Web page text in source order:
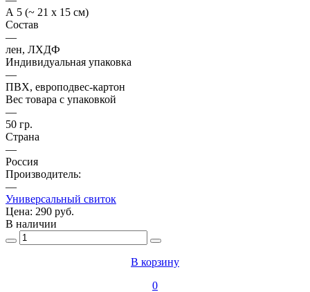
А 5 (~ 21 х 15 см)
Состав
—
лен, ЛХДФ
Индивидуальная упаковка
—
ПВХ, европодвес-картон
Вес товара с упаковкой
—
50 гр.
Страна
—
Россия
Производитель:
—
Универсальный свиток
Цена: 290 руб.
В наличии
В корзину
0